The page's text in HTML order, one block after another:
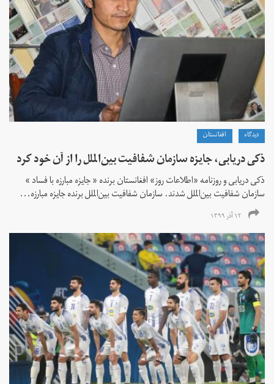
دیدگاه افغانستان
ذکی دریابی، جایزه سازمان شفافیت بین‌الملل را از آن خود کرد
ذکی دریابی و روزنامه «اطلاعات‌ روز» افغانستان برنده « جایزه مبارزه با فساد »
سازمان شفافیت بین‌الملل شدند. سازمان شفافیت بین‌الملل برنده جایزه مبارزه...
۱۲ آذر ۱۳۹۹